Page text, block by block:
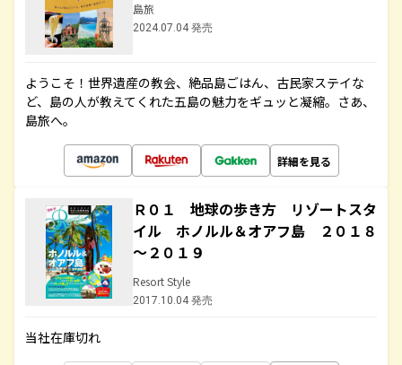
島旅
2024.07.04 発売
ようこそ！世界遺産の教会、絶品島ごはん、古民家ステイな
ど、島の人が教えてくれた五島の魅力をギュッと凝縮。さあ、
島旅へ。
詳細を見る
Ｒ０１ 地球の歩き方 リゾートスタ
イル ホノルル＆オアフ島 ２０１８
～２０１９
Resort Style
2017.10.04 発売
当社在庫切れ